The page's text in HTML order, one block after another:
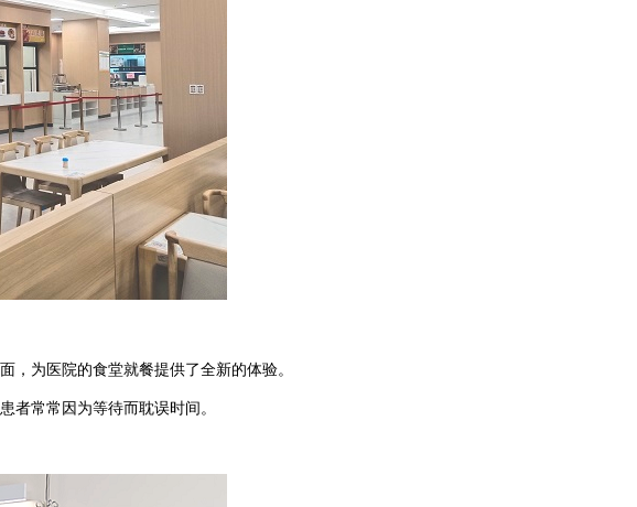
为医院的食堂就餐提供了全新的体验。
常常因为等待而耽误时间。